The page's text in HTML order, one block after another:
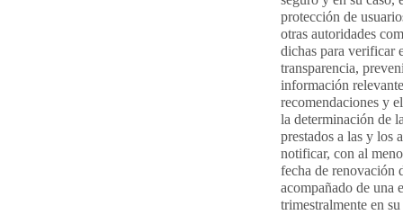
protección de
otras autoridades
dichas para verificar
transparencia,
información
recomendaciones y
la determinación de
prestados a las y los
notificar, con al
fecha de renovación
acompañado de una
trimestralmente en